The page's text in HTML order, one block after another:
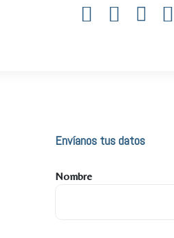
Envíanos tus datos
Nombre